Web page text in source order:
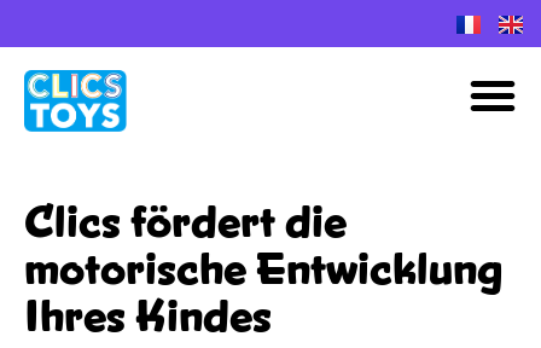
inhoud
Clics fördert die
motorische Entwicklung
Ihres Kindes